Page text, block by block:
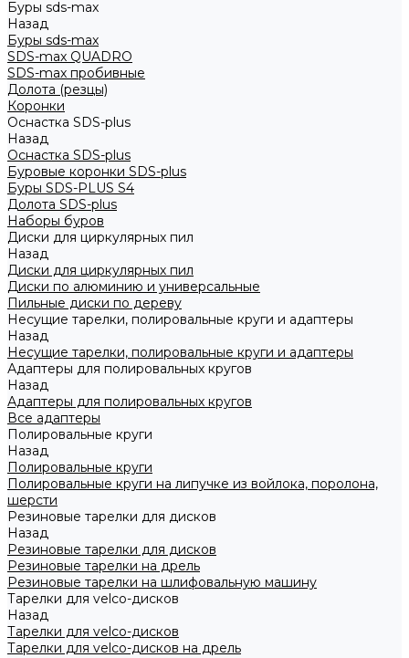
Буры sds-max
Назад
Буры sds-max
SDS-max QUADRO
SDS-max пробивные
Долота (резцы)
Коронки
Оснастка SDS-plus
Назад
Оснастка SDS-plus
Буровые коронки SDS-plus
Буры SDS-PLUS S4
Долота SDS-plus
Наборы буров
Диски для циркулярных пил
Назад
Диски для циркулярных пил
Диски по алюминию и универсальные
Пильные диски по дереву
Несущие тарелки, полировальные круги и адаптеры
Назад
Несущие тарелки, полировальные круги и адаптеры
Адаптеры для полировальных кругов
Назад
Адаптеры для полировальных кругов
Все адаптеры
Полировальные круги
Назад
Полировальные круги
Полировальные круги на липучке из войлока, поролона,
шерсти
Резиновые тарелки для дисков
Назад
Резиновые тарелки для дисков
Резиновые тарелки на дрель
Резиновые тарелки на шлифовальную машину
Тарелки для velco-дисков
Назад
Тарелки для velco-дисков
Тарелки для velco-дисков на дрель